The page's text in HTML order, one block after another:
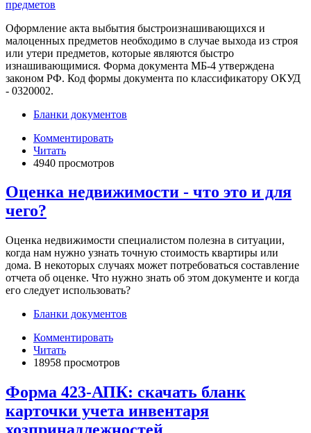
Оформление акта выбытия быстроизнашивающихся и
малоценных предметов необходимо в случае выхода из строя
или утери предметов, которые являются быстро
изнашивающимися. Форма документа МБ-4 утверждена
законом РФ. Код формы документа по классификатору ОКУД
- 0320002.
Бланки документов
Комментировать
Читать
4940 просмотров
Оценка недвижимости - что это и для
чего?
Оценка недвижимости специалистом полезна в ситуации,
когда нам нужно узнать точную стоимость квартиры или
дома. В некоторых случаях может потребоваться составление
отчета об оценке. Что нужно знать об этом документе и когда
его следует использовать?
Бланки документов
Комментировать
Читать
18958 просмотров
Форма 423-АПК: скачать бланк
карточки учета инвентаря